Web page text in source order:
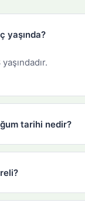
yaşında?
tarihi nedir?